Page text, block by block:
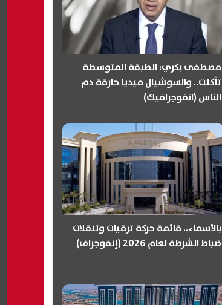
مصطفى بكري: الطبقة المتوسطة
تآكلت.. والسوشيال ميديا حارقة دم
الناس (انفوجرافيك)
بالأسماء.. قائمة حركة ترقيات وتنقلات
ضباط الشرطة لعام 2026 (إنفوجراف)